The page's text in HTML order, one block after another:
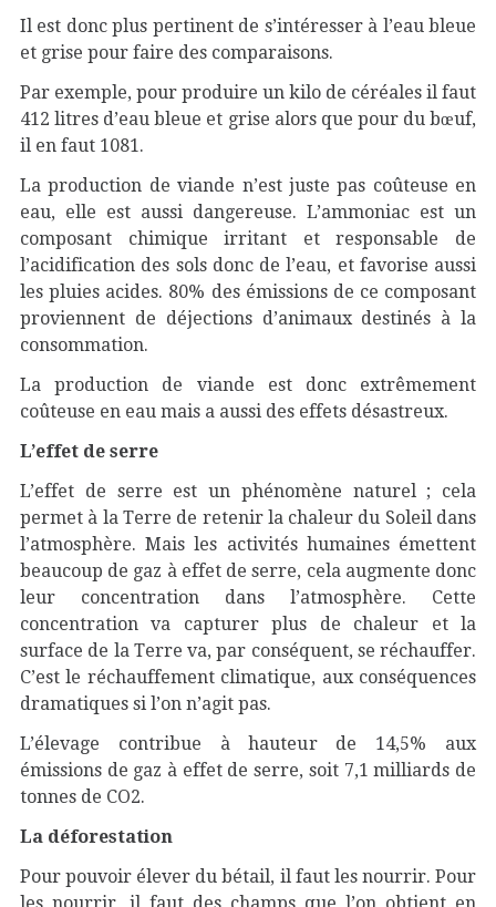
Il est donc plus pertinent de s’intéresser à l’eau bleue
et grise pour faire des comparaisons.
Par exemple, pour produire un kilo de céréales il faut
412 litres d’eau bleue et grise alors que pour du bœuf,
il en faut 1081.
La production de viande n’est juste pas coûteuse en
eau, elle est aussi dangereuse. L’ammoniac est un
composant chimique irritant et responsable de
l’acidification des sols donc de l’eau, et favorise aussi
les pluies acides. 80% des émissions de ce composant
proviennent de déjections d’animaux destinés à la
consommation.
La production de viande est donc extrêmement
coûteuse en eau mais a aussi des effets désastreux.
L’effet de serre
L’effet de serre est un phénomène naturel ; cela
permet à la Terre de retenir la chaleur du Soleil dans
l’atmosphère. Mais les activités humaines émettent
beaucoup de gaz à effet de serre, cela augmente donc
leur concentration dans l’atmosphère. Cette
concentration va capturer plus de chaleur et la
surface de la Terre va, par conséquent, se réchauffer.
C’est le réchauffement climatique, aux conséquences
dramatiques si l’on n’agit pas.
L’élevage contribue à hauteur de 14,5% aux
émissions de gaz à effet de serre, soit 7,1 milliards de
tonnes de CO2.
La déforestation
Pour pouvoir élever du bétail, il faut les nourrir. Pour